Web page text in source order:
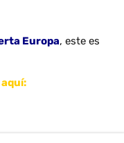
Europa, este es